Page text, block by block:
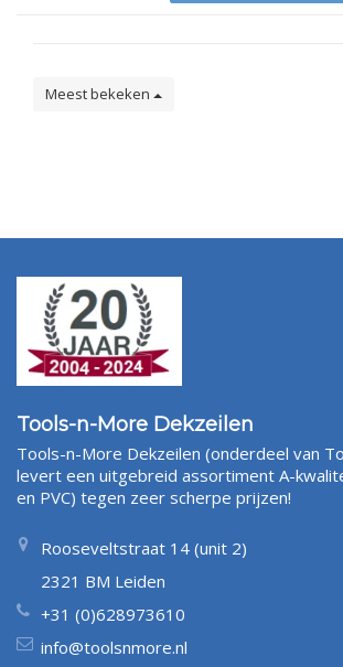
Meest bekeken
Tools-n-More Dekzeilen
Tools-n-More Dekzeilen (onderdeel van
levert een uitgebreid assortiment A-
en PVC) tegen zeer scherpe prijzen!
Rooseveltstraat 14 (unit 2)
2321 BM Leiden
+31 (0)628973610
info@toolsnmore.nl